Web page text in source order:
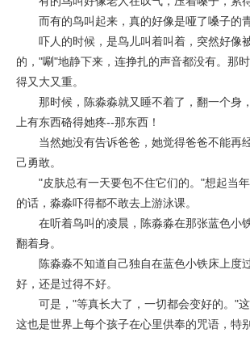
而有的鸟叫起来，真的好像是哑了嗓子的青
吓人的时候，是鸟儿叫着叫着，突然好像
的，"唰"地静下来，连挣扎的声音都没有。那
得又大又重。
那时候，陈淼淼就又睡不着了，翻一个身
上有东西硌得她疼--那东西！
当然她没有告诉爸爸，她觉得爸爸不能再
己勇敢。
"皮肤总有一天要包不住它们的。"想起当年
的话，淼淼吓得都不敢去上游泳课。
在听着鸟叫的凌晨，陈淼淼在那张蓝色小
翻着身。
陈淼淼不知道自己独自在蓝色小铁床上度
好，还是过得不好。
可是，"等真长大了，一切都会变好的。"这
这也是世界上每个孩子在心里供奉的咒语，特